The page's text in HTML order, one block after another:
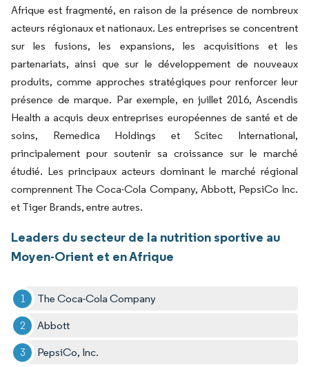
Afrique est fragmenté, en raison de la présence de nombreux
acteurs régionaux et nationaux. Les entreprises se concentrent
sur les fusions, les expansions, les acquisitions et les
partenariats, ainsi que sur le développement de nouveaux
produits, comme approches stratégiques pour renforcer leur
présence de marque. Par exemple, en juillet 2016, Ascendis
Health a acquis deux entreprises européennes de santé et de
soins, Remedica Holdings et Scitec International,
principalement pour soutenir sa croissance sur le marché
étudié. Les principaux acteurs dominant le marché régional
comprennent The Coca-Cola Company, Abbott, PepsiCo Inc.
et Tiger Brands, entre autres.
Leaders du secteur de la nutrition sportive au
Moyen-Orient et en Afrique
The Coca-Cola Company
Abbott
PepsiCo, Inc.